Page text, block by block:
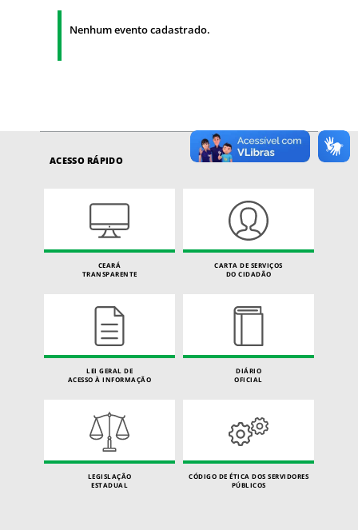
Nenhum evento cadastrado.
ACESSO RÁPIDO
CEARÁ
TRANSPARENTE
CARTA DE SERVIÇOS
DO CIDADÃO
LEI GERAL DE
ACESSO À INFORMAÇÃO
DIÁRIO
OFICIAL
LEGISLAÇÃO
ESTADUAL
CÓDIGO DE ÉTICA DOS SERVIDORES
PÚBLICOS